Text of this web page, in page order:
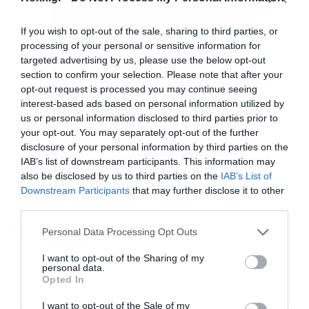
If you wish to opt-out of the sale, sharing to third parties, or
processing of your personal or sensitive information for
targeted advertising by us, please use the below opt-out
section to confirm your selection. Please note that after your
opt-out request is processed you may continue seeing
interest-based ads based on personal information utilized by
us or personal information disclosed to third parties prior to
your opt-out. You may separately opt-out of the further
disclosure of your personal information by third parties on the
IAB’s list of downstream participants. This information may
also be disclosed by us to third parties on the IAB’s List of
Downstream Participants that may further disclose it to other
Please note that this website/app uses one or more Google
not limited to your visit or usage behaviour. You may click to
grant or deny consent to Google and its third-party tags to
use your data for below specified purposes in below Google
consent section.
Personal Data Processing Opt Outs
I want to opt-out of the Sharing of my
personal data.
Opted In
I want to opt-out of the Sale of my
Το μόνο ενδεχόμενο να αλλάξει αυτό είναι, οι
εργασίες του 2025 να μεταφερθούν προς το
τέλος του καλοκαιριού.
Θυμίζουμε το μεγάλο θέμα που είχε
δημιουργηθεί με το στέγαστρο Καλατράβα,
παραλίγο να οδηγήσει σε ματαίωση τις δύο
sold out συναυλίες των Coldplay, όμως τελικά
το θέμα λύθηκε και το συγκρότημα έπαιξε
εμφανίστηκαν και οιRammstein
ΟΑΚΑ